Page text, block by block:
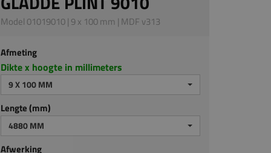
Model 01019010 | 9 x 100 mm | MDF v313
Afmeting
Dikte x hoogte in millimeters
9 X 100 MM
Lengte (mm)
4880 MM
Afwerking